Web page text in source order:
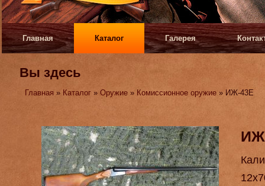
Главная Каталог Галерея
Вы здесь
Главная » Каталог »Оружие » Комиссионное оружие » ИЖ-43Е